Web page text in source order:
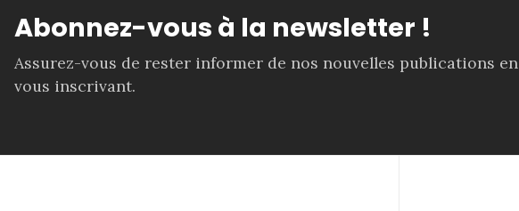
Abonnez-vous à la newsletter !
Assurez-vous de rester informer de nos nouvelles publications en
vous inscrivant.